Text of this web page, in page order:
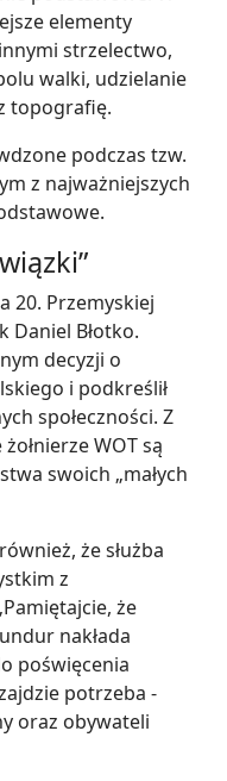
elementy
strzelectwo,
walki, udzielanie
topografię.
podczas tzw.
z najważniejszych
20. Przemyskiej
Daniel Błotko.
decyzji o
i podkreślił
społeczności. Z
WOT są
swoich „małych
że służba
z
że
nakłada
poświęcenia
potrzeba -
oraz obywateli